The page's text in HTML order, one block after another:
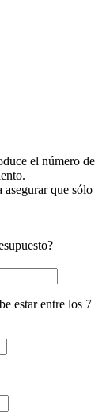
el número de
asegurar que sólo
estar entre los 7